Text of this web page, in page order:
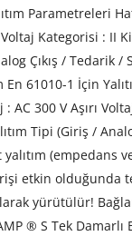
Parametreleri
Voltaj Kategorisi : II
Çıkış / Tedarik
En 61010-1 İçin
AC 300 V Aşırı
Tipi (Giriş /
(empedans
etkin olduğunda
yürütülür!
® S Tek